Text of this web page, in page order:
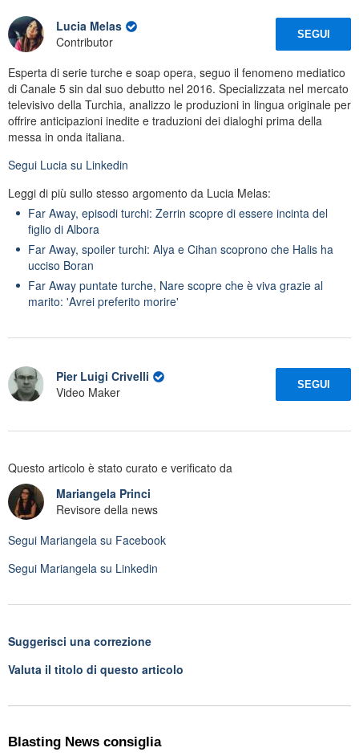
Lucia Melas
Contributor
SEGUI
Esperta di serie turche e soap opera, seguo il fenomeno mediatico
di Canale 5 sin dal suo debutto nel 2016. Specializzata nel mercato
televisivo della Turchia, analizzo le produzioni in lingua originale per
offrire anticipazioni inedite e traduzioni dei dialoghi prima della
messa in onda italiana.
Segui Lucia su Linkedin
Leggi di più sullo stesso argomento da Lucia Melas:
Far Away, episodi turchi: Zerrin scopre di essere incinta del
figlio di Albora
Far Away, spoiler turchi: Alya e Cihan scoprono che Halis ha
ucciso Boran
Far Away puntate turche, Nare scopre che è viva grazie al
marito: 'Avrei preferito morire'
Pier Luigi Crivelli
Video Maker
SEGUI
Questo articolo è stato curato e verificato da
Mariangela Princi
Revisore della news
Segui Mariangela su Facebook
Segui Mariangela su Linkedin
Suggerisci una correzione
Valuta il titolo di questo articolo
Blasting News consiglia